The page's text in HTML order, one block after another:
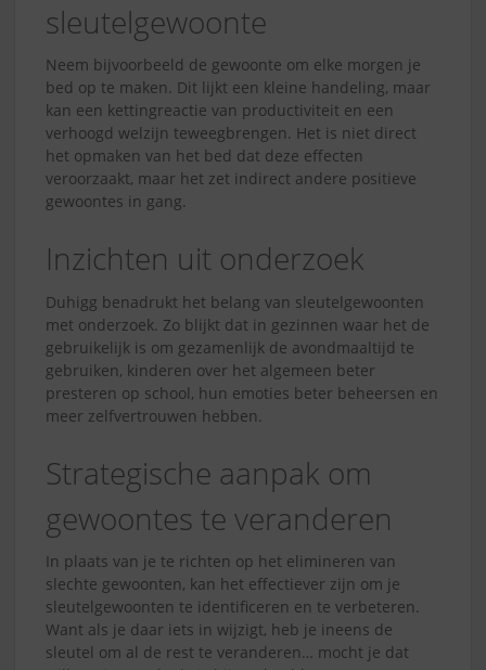
sleutelgewoonte
Neem bijvoorbeeld de gewoonte om elke morgen je
bed op te maken. Dit lijkt een kleine handeling, maar
kan een kettingreactie van productiviteit en een
verhoogd welzijn teweegbrengen. Het is niet direct
het opmaken van het bed dat deze effecten
veroorzaakt, maar het zet indirect andere positieve
gewoontes in gang.
Inzichten uit onderzoek
Duhigg benadrukt het belang van sleutelgewoonten
met onderzoek. Zo blijkt dat in gezinnen waar het de
gebruikelijk is om gezamenlijk de avondmaaltijd te
gebruiken, kinderen over het algemeen beter
presteren op school, hun emoties beter beheersen en
meer zelfvertrouwen hebben.
Strategische aanpak om
gewoontes te veranderen
In plaats van je te richten op het elimineren van
slechte gewoonten, kan het effectiever zijn om je
sleutelgewoonten te identificeren en te verbeteren.
Want als je daar iets in wijzigt, heb je ineens de
sleutel om al de rest te veranderen… mocht je dat